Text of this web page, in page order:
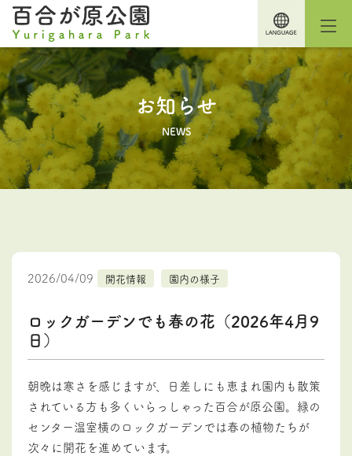
お知らせ
NEWS
2026/04/09 開花情報 園内の様子
ロックガーデンでも春の花（2026年4月9
日）
朝晩は寒さを感じますが、日差しにも恵まれ園内も散策
されている方も多くいらっしゃった百合が原公園。緑の
センター温室横のロックガーデンでは春の植物たちが
次々に開花を進めています。